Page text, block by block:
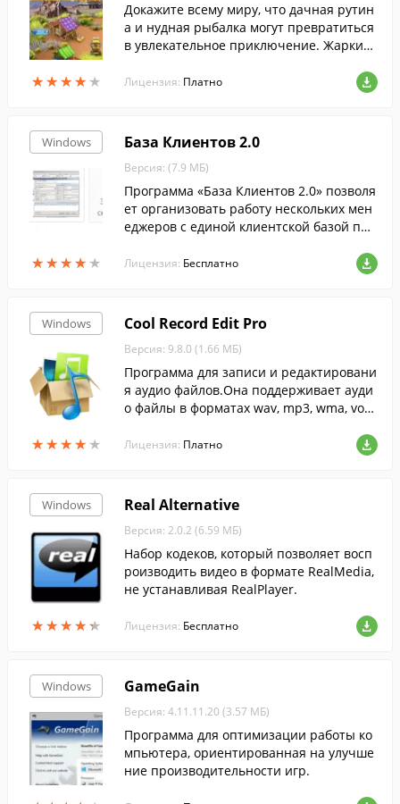
★★★★★
★★★★★
Докажите всему миру, что дачная рутин
а и нудная рыбалка могут превратиться
в увлекательное приключение. Жаркий
Римская империя ждут вас!
Лицензия: Платно
Windows
★★★★★
★★★★★
База Клиентов 2.0
Версия: (7.9 МБ)
Программа «База Клиентов 2.0» позволя
ет организовать работу нескольких мен
еджеров с единой клиентской базой пре
ом за каждым менеджером закрепляютс
Лицензия: Бесплатно
Windows
★★★★★
★★★★★
Cool Record Edit Pro
Версия: 9.8.0 (1.66 МБ)
Программа для записи и редактировани
я аудио файлов.Она поддерживает ауди
о файлы в форматах wav, mp3, wma, vox,
Лицензия: Платно
Windows
★★★★★
★★★★★
Real Alternative
Версия: 2.0.2 (6.59 МБ)
Набор кодеков, который позволяет восп
роизводить видео в формате RealMedia,
не устанавливая RealPlayer.
Лицензия: Бесплатно
Windows GameGain
Версия: 4.11.11.20 (3.57 МБ)
Программа для оптимизации работы ко
мпьютера, ориентированная на улучше
ние производительности игр.